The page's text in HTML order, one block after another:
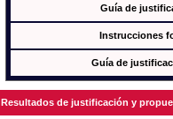
Guía de
Instrucciones
Guía de
Resultados de justificación y